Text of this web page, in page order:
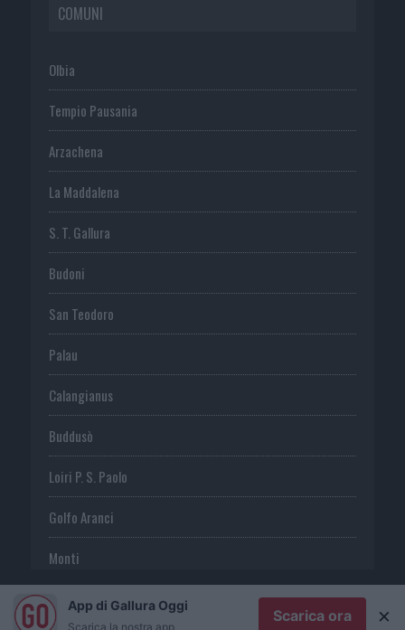
COMUNI
Olbia
Tempio Pausania
Arzachena
La Maddalena
S. T. Gallura
Budoni
San Teodoro
Palau
Calangianus
Buddusò
Loiri P. S. Paolo
Golfo Aranci
Monti
TeltiApp di Gallura Oggi
Scarica la nostra app
Scarica ora ×